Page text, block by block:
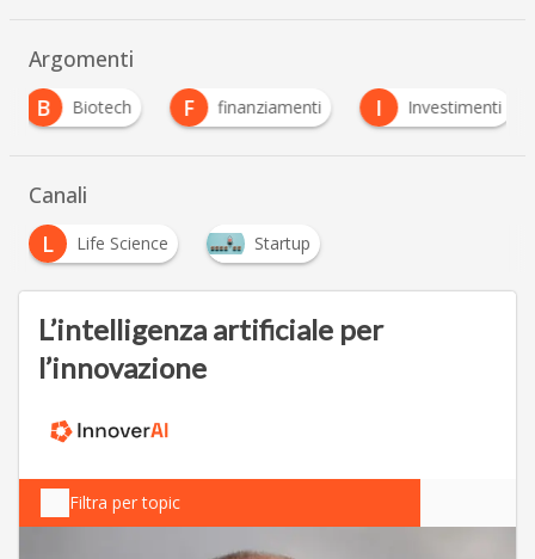
Argomenti
Biotech F finanziamenti I Investimenti
Canali
L
Life Science Startup
L’intelligenza artificiale per
l’innovazione
Filtra per topic